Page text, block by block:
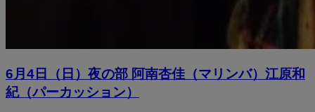
6月4日（日）夜の部 阿南杏佳（マリンバ）江原和
紀（パーカッション）